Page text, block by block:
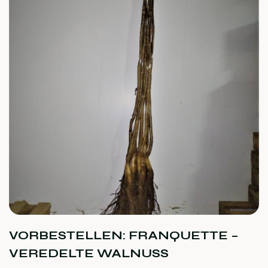
VORBESTELLEN: FRANQUETTE –
VEREDELTE WALNUSS